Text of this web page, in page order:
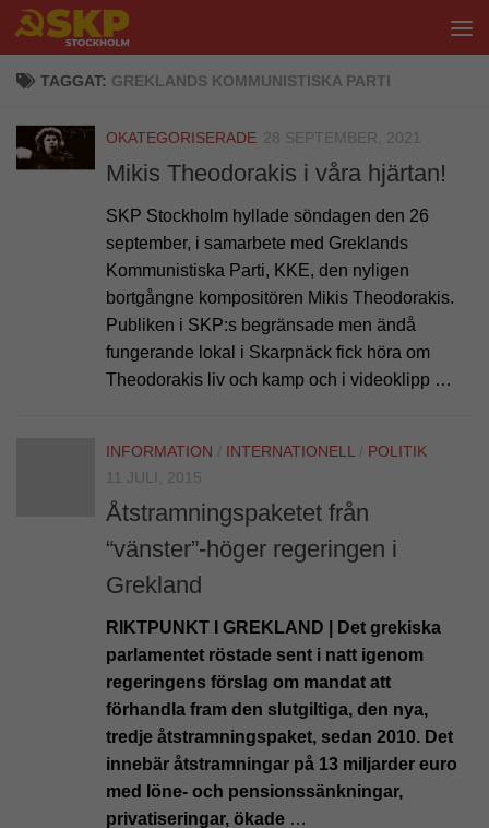
Hoppa till innehåll
TAGGAT: GREKLANDS KOMMUNISTISKA PARTI
OKATEGORISERADE 28 SEPTEMBER, 2021
Mikis Theodorakis i våra hjärtan!
SKP Stockholm hyllade söndagen den 26
september, i samarbete med Greklands
Kommunistiska Parti, KKE, den nyligen
bortgångne kompositören Mikis Theodorakis.
Publiken i SKP:s begränsade men ändå
fungerande lokal i Skarpnäck fick höra om
Theodorakis liv och kamp och i videoklipp …
INFORMATION / INTERNATIONELL / POLITIK
11 JULI, 2015
Åtstramningspaketet från
“vänster”-höger regeringen i
Grekland
RIKTPUNKT I GREKLAND | Det grekiska
parlamentet röstade sent i natt igenom
regeringens förslag om mandat att
förhandla fram den slutgiltiga, den nya,
tredje åtstramningspaket, sedan 2010. Det
innebär åtstramningar på 13 miljarder euro
med löne- och pensionssänkningar,
privatiseringar, ökade …